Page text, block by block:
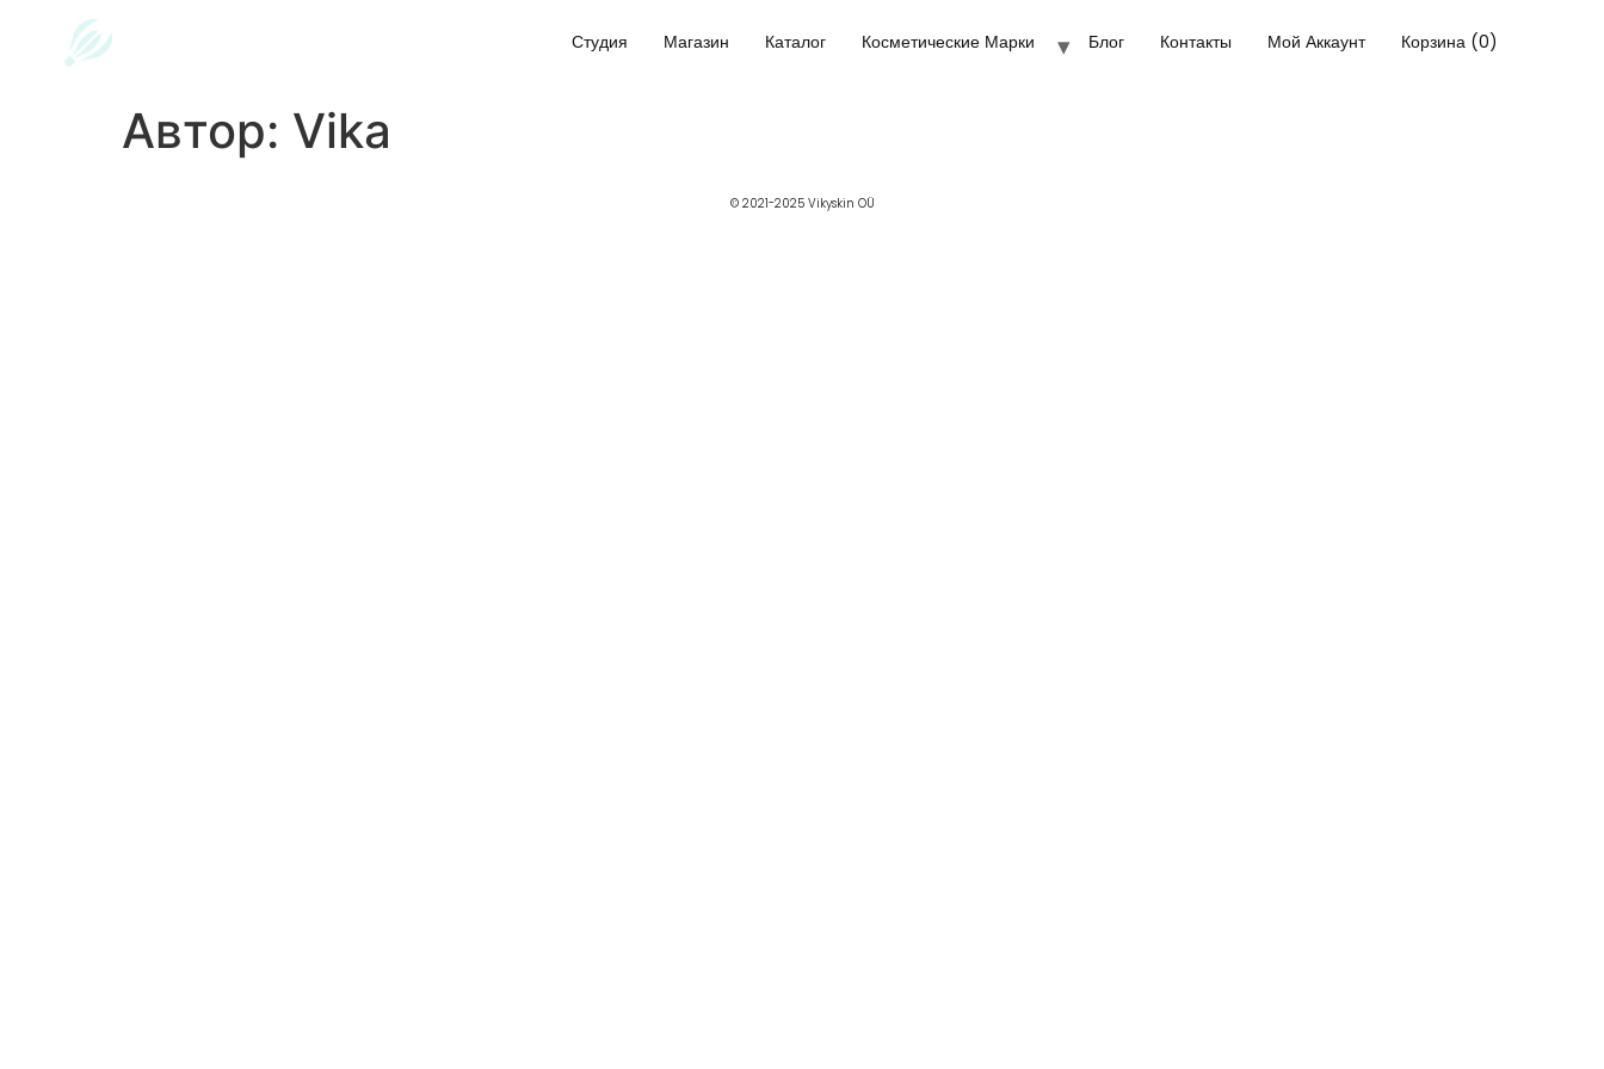
Студия Магазин Каталог Косметические Марки Блог Контакты Мой Аккаунт Корзина (0)
Автор: Vika
© 2021-2025 Vikyskin OÜ